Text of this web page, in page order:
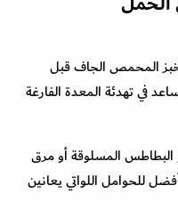
المحمص الجاف قبل
في تهدئة المعدة الفارغة
البطاطس المسلوقة أو مرق
للحوامل اللواتي يعانين